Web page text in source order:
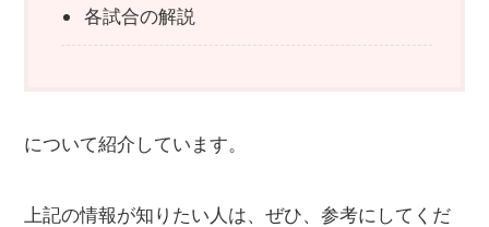
各試合の解説
について紹介しています。
上記の情報が知りたい人は、ぜひ、参考にしてくだ